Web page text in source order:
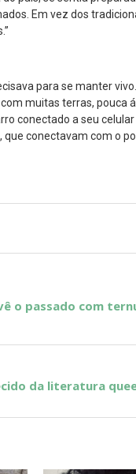
Em vez dos
para se manter
muitas terras, pouca
conectado a seu
conectavam com o
o passado com
da literatura